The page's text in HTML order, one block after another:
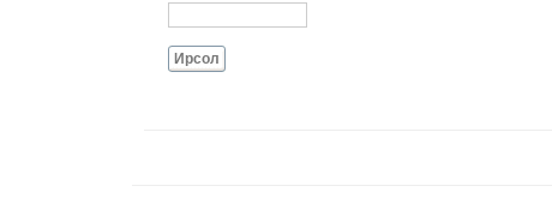
Ирсол